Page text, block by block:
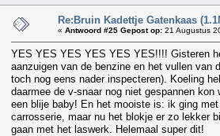
Re:Bruin Kadettje Gatenkaas
« Antwoord #25 Gepost op: 21 Augustus
YES YES YES YES YES YES!!!! Gisteren
aanzuigen van de benzine en het vullen van
toch nog eens nader inspecteren). Koeling
daarmee de v-snaar nog niet gespannen
een blije baby! En het mooiste is: ik ging
carrosserie, maar nu het blokje er zo lekker
gaan met het laswerk. Helemaal super dit!